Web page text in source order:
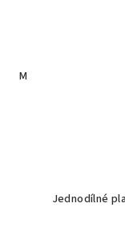
M
Jednodílné